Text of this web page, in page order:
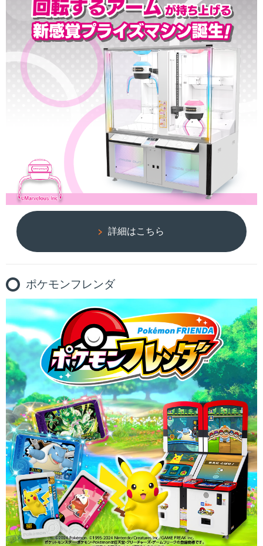
詳細はこちら
ポケモンフレンダ